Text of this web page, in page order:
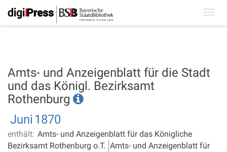
Amts- und Anzeigenblatt für die Stadt
und das Königl. Bezirksamt
Rothenburg
Juni 1870
enthält: Amts- und Anzeigenblatt für das Königliche
Bezirksamt Rothenburg o.T. Amts- und Anzeigenblatt für